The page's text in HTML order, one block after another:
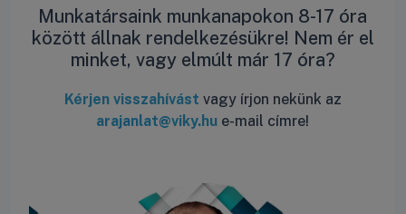
Munkatársaink munkanapokon 8-17 óra
között állnak rendelkezésükre! Nem ér el
minket, vagy elmúlt már 17 óra?
Kérjen visszahívást vagy írjon nekünk az
arajanlat@viky.hu e-mail címre!